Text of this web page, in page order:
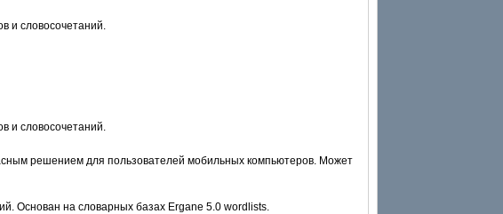
и словосочетаний.
и словосочетаний.
решением для пользователей мобильных компьютеров. Может
Основан на словарных базах Ergane 5.0 wordlists.